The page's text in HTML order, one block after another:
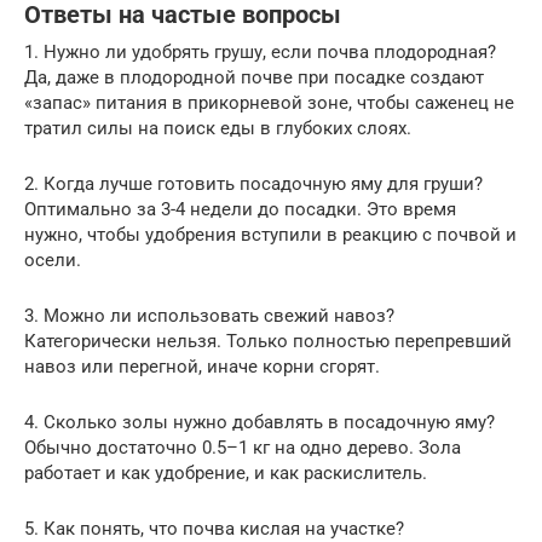
Ответы на частые вопросы
1. Нужно ли удобрять грушу, если почва плодородная?
Да, даже в плодородной почве при посадке создают
«запас» питания в прикорневой зоне, чтобы саженец не
тратил силы на поиск еды в глубоких слоях.
2. Когда лучше готовить посадочную яму для груши?
Оптимально за 3-4 недели до посадки. Это время
нужно, чтобы удобрения вступили в реакцию с почвой и
осели.
3. Можно ли использовать свежий навоз?
Категорически нельзя. Только полностью перепревший
навоз или перегной, иначе корни сгорят.
4. Сколько золы нужно добавлять в посадочную яму?
Обычно достаточно 0.5–1 кг на одно дерево. Зола
работает и как удобрение, и как раскислитель.
5. Как понять, что почва кислая на участке?